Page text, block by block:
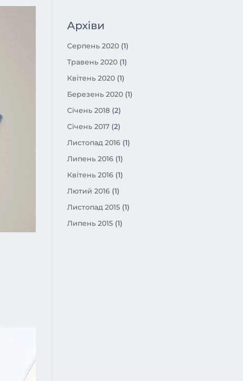
Архіви
Серпень 2020(1)
Травень 2020(1)
Квітень 2020(1)
Березень 2020(1)
Січень 2018(2)
Січень 2017(2)
Листопад 2016(1)
Липень 2016(1)
Квітень 2016(1)
Лютий 2016(1)
Листопад 2015(1)
Липень 2015(1)